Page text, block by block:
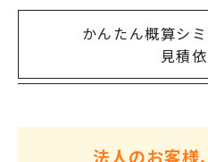
かんたん概算シ
見積
法人のお客様